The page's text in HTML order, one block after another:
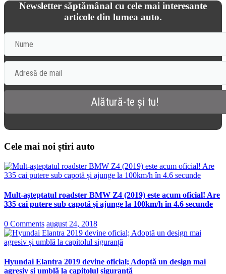
Newsletter săptămânal cu cele mai interesante
articole din lumea auto.
Cele mai noi știri auto
Mult-așteptatul roadster BMW Z4 (2019) este acum oficial! Are
335 cai putere sub capotă și ajunge la 100km/h în 4.6 secunde
0 Comments august 24, 2018
Hyundai Elantra 2019 devine oficial; Adoptă un design mai
agresiv și umblă la capitolul siguranță